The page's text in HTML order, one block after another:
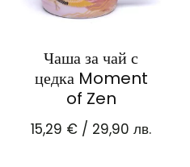
Чаша за чай с
цедка Moment
of Zen
15,29 € / 29,90 лв.